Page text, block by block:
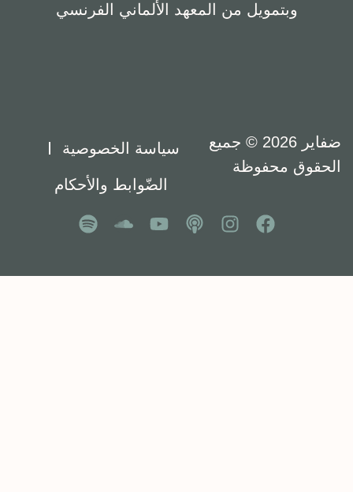
وبتمويل من المعهد الألماني الفرنسي
ضفاير 2026 © جميع
الحقوق محفوظة
سياسة الخصوصية
الضّوابط والأحكام